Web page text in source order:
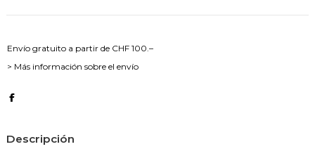
Envío gratuito a partir de CHF 100.–
> Más información sobre el envío
Descripción